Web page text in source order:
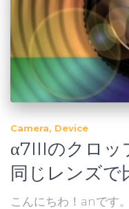
Camera Device
α7IIIのクロッ
同じレンズで
こんにちわ！anです